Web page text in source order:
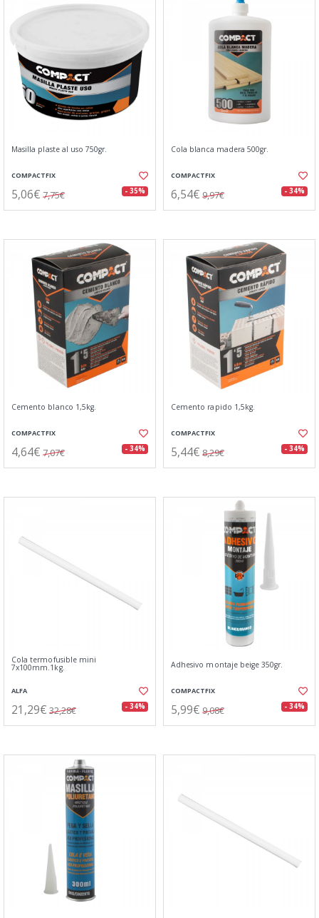
Masilla plaste al uso 750gr.
COMPACTFIX
5,06€ 7,75€ - 35%
Cola blanca madera 500gr.
COMPACTFIX
6,54€ 9,97€ - 34%
Cemento blanco 1,5kg.
COMPACTFIX
4,64€ 7,07€ - 34%
Cemento rapido 1,5kg.
COMPACTFIX
5,44€ 8,29€ - 34%
Cola termofusible mini
7x100mm.1kg.
ALFA
21,29€ 32,28€ - 34%
Adhesivo montaje beige 350gr.
COMPACTFIX
5,99€ 9,08€ - 34%